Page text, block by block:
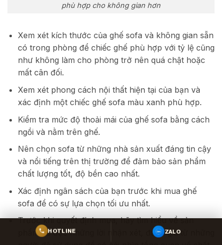
phù hợp cho không gian hơn
Xem xét kích thước của ghế sofa và không gian sẵn
có trong phòng để chiếc ghế phù hợp với tỷ lệ cũng
như không làm cho phòng trở nên quá chật hoặc
mất cân đối.
Xem xét phong cách nội thất hiện tại của bạn và
xác định một chiếc ghế sofa màu xanh phù hợp.
Kiểm tra mức độ thoải mái của ghế sofa bằng cách
ngồi và nằm trên ghế.
Nên chọn sofa từ những nhà sản xuất đáng tin cậy
và nổi tiếng trên thị trường để đảm bảo sản phẩm
chất lượng tốt, độ bền cao nhất.
Xác định ngân sách của bạn trước khi mua ghế
sofa để có sự lựa chọn tối ưu nhất.
Trước khi quyết định mua, hãy tìm hiểu về sản
phẩm và đọc những lời nhận xét, đánh giá từ những
HOTLINE ZALO